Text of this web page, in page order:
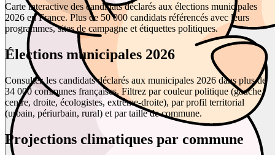
Carte interactive des candidats déclarés aux élections municipales
2026 en France. Plus de 50 000 candidats référencés avec leurs
programmes, sites de campagne et étiquettes politiques.
Élections municipales 2026
Consultez les candidats déclarés aux municipales 2026 dans plus de
34 000 communes françaises. Filtrez par couleur politique (gauche,
centre, droite, écologistes, extrême-droite), par profil territorial
(urbain, périurbain, rural) et par taille de commune.
Projections climatiques par commune